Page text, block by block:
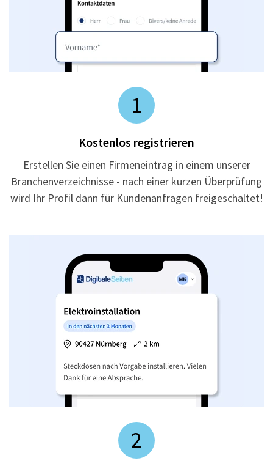
1
Kostenlos registrieren
Erstellen Sie einen Firmeneintrag in einem unserer
Branchenverzeichnisse - nach einer kurzen Überprüfung
wird Ihr Profil dann für Kundenanfragen freigeschaltet!
2